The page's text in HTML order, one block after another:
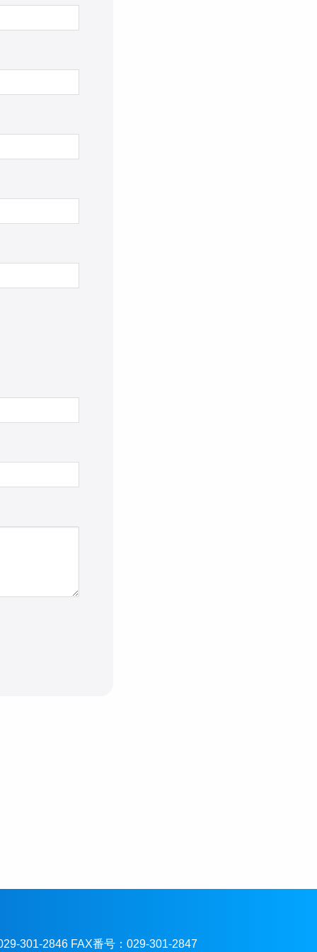
301-2846 FAX番号：029-301-2847